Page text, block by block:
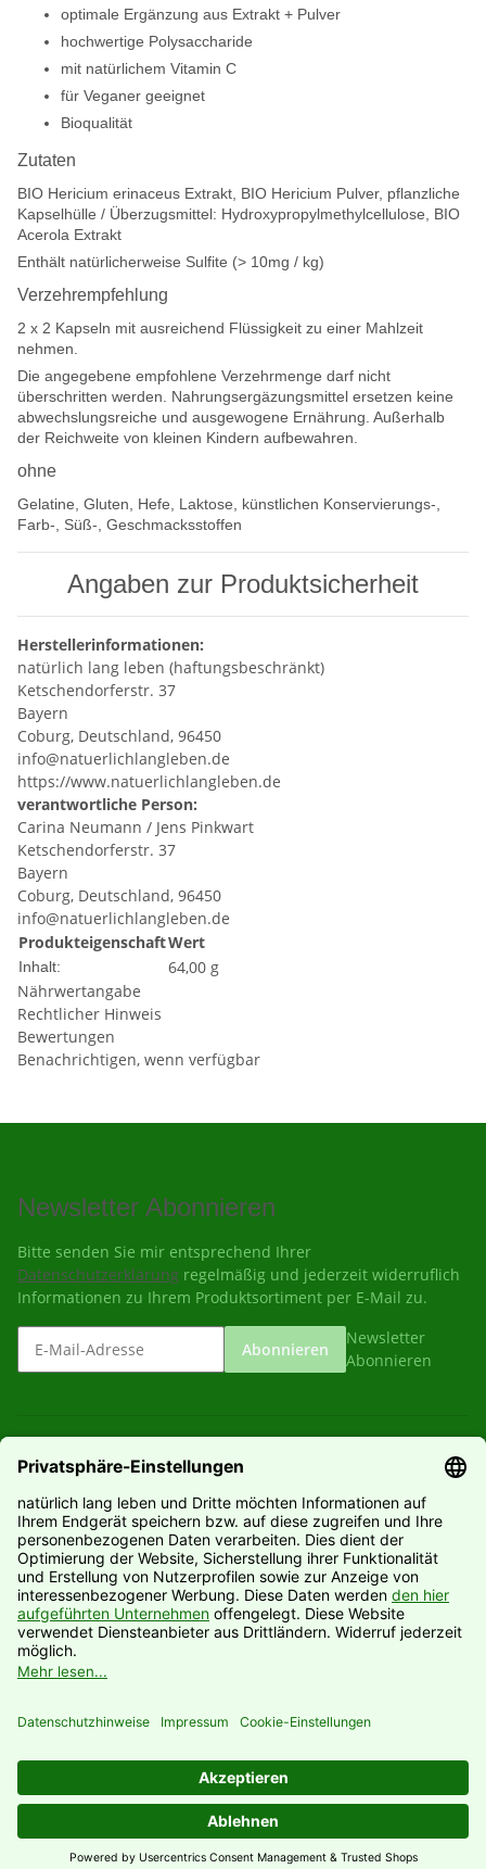
optimale Ergänzung aus Extrakt + Pulver
hochwertige Polysaccharide
mit natürlichem Vitamin C
für Veganer geeignet
Bioqualität
Zutaten
BIO Hericium erinaceus Extrakt, BIO Hericium Pulver, pflanzliche
Kapselhülle / Überzugsmittel: Hydroxypropylmethylcellulose, BIO
Acerola Extrakt
Enthält natürlicherweise Sulfite (> 10mg / kg)
Verzehrempfehlung
2 x 2 Kapseln mit ausreichend Flüssigkeit zu einer Mahlzeit
nehmen.
Die angegebene empfohlene Verzehrmenge darf nicht
überschritten werden. Nahrungsergäzungsmittel ersetzen keine
abwechslungsreiche und ausgewogene Ernährung. Außerhalb
der Reichweite von kleinen Kindern aufbewahren.
ohne
Gelatine, Gluten, Hefe, Laktose, künstlichen Konservierungs-,
Farb-, Süß-, Geschmacksstoffen
Angaben zur Produktsicherheit
Herstellerinformationen:
natürlich lang leben (haftungsbeschränkt)
Ketschendorferstr. 37
Bayern
Coburg, Deutschland, 96450
info@natuerlichlangleben.de
https://www.natuerlichlangleben.de
verantwortliche Person:
Carina Neumann / Jens Pinkwart
Ketschendorferstr. 37
Bayern
Coburg, Deutschland, 96450
info@natuerlichlangleben.de
ProdukteigenschaftWert
Inhalt:
64,00 g
Nährwertangabe
Rechtlicher Hinweis
Bewertungen
Benachrichtigen, wenn verfügbar
Newsletter Abonnieren
Bitte senden Sie mir entsprechend Ihrer
Datenschutzerklärung regelmäßig und jederzeit widerruflich
Informationen zu Ihrem Produktsortiment per E-Mail zu.
Abonnieren
Newsletter
Abonnieren
Informationen
Hersteller
Vertrag widerrufen
© Natürlich lang leben UG (haftungsbeschränkt)
Powered byJTL-Shop